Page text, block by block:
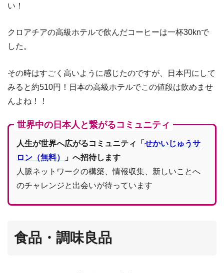
い！
クロアチアの高級ホテルで飲んだコーヒーは一杯30knで
した。
その時はすごく高いように感じたのですが、日本円にして
みると約510円！日本の高級ホテルでこの値段は飲めませ
んよね！！
世界中の日本人と繋がるコミュニティ
人生が世界へ広がるコミュニティ「せかいじゅうサ
ロン（無料）
」へ招待します
人脈ネットワークの構築、情報収集、新しいことへ
のチャレンジと出会いが待っています
食品・調味良品